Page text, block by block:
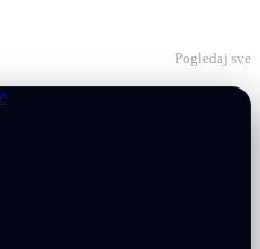
Pogledaj sve